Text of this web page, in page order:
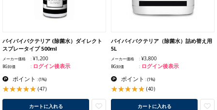
バイバイバクテリア (除菌水）ダイレクト
スプレータイプ 500ml
メーカー価格 ¥1,200
BG卸価 ログイン後表示
ポイント :(1%)
(47)
カートに入れる
バイバイバクテリア（除菌水）詰め替え用
5L
メーカー価格 ¥3,800
BG卸価 ログイン後表示
ポイント :(1%)
(40)
カートに入れる